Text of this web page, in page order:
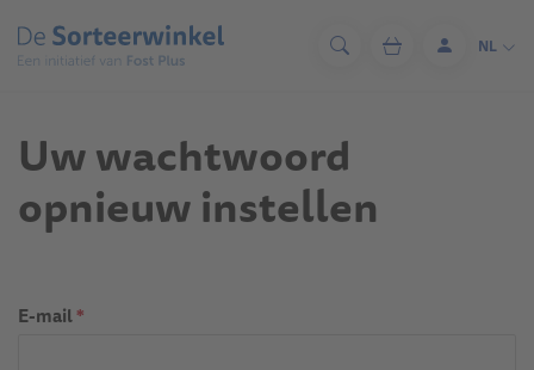
en
naar
gaan
ZoekenWinkelwagen
NL
Uw wachtwoord
opnieuw instellen
E-mail*